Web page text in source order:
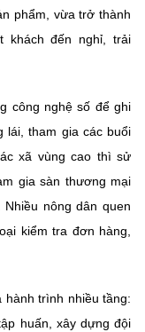
phẩm, vừa trở thành
khách đến nghỉ, trải
công nghệ số để ghi
lái, tham gia các buổi
xã vùng cao thì sử
gia sàn thương mại
nông dân quen
kiểm tra đơn hàng,
hành trình nhiều tầng:
huấn, xây dựng đội